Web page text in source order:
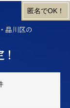
品川区の